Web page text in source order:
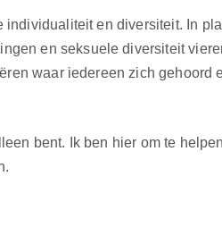
individualiteit en diversiteit. In
en seksuele diversiteit
waar iedereen zich gehoord
bent. Ik ben hier om te